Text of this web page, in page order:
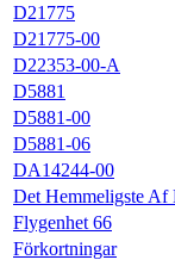
D21775
D21775-00
D22353-00-A
D5881
D5881-00
D5881-06
DA14244-00
Det Hemmeligste Af
Flygenhet 66
Förkortningar